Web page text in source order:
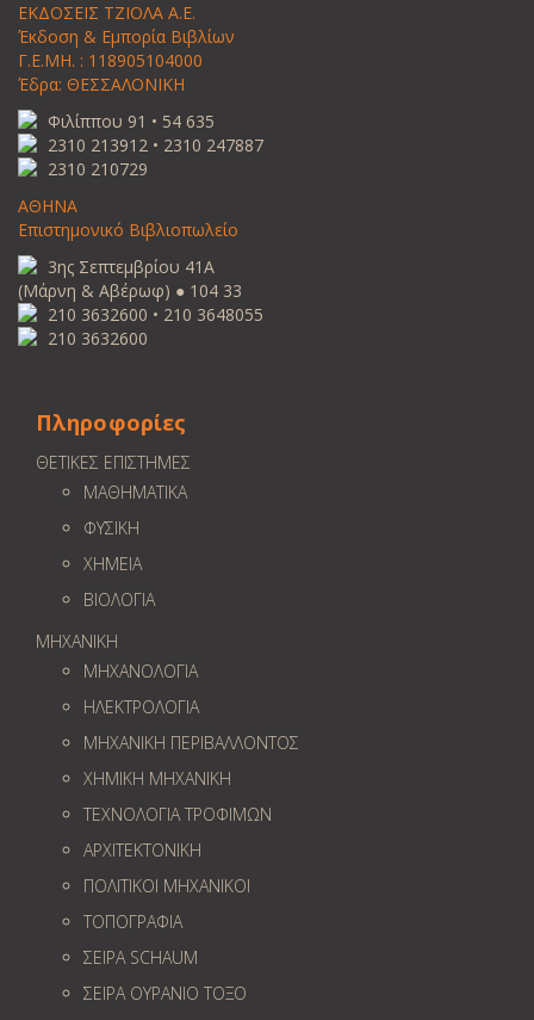
ΕΚΔΟΣΕΙΣ ΤΖΙΟΛΑ Α.Ε.
Έκδοση & Εμπορία Βιβλίων
Γ.Ε.ΜΗ. : 118905104000
Έδρα: ΘΕΣΣΑΛΟΝΙΚΗ
Φιλίππου 91 • 54 635
2310 213912 • 2310 247887
2310 210729
ΑΘΗΝΑ
Επιστημονικό Βιβλιοπωλείο
3ης Σεπτεμβρίου 41Α
(Μάρνη & Αβέρωφ) ● 104 33
210 3632600 • 210 3648055
210 3632600
Πληροφορίες
ΘΕΤΙΚΕΣ ΕΠΙΣΤΗΜΕΣ
ΜΑΘΗΜΑΤΙΚΑ
ΦΥΣΙΚΗ
ΧΗΜΕΙΑ
ΒΙΟΛΟΓΙΑ
ΜΗΧΑΝΙΚΗ
ΜΗΧΑΝΟΛΟΓΙΑ
ΗΛΕΚΤΡΟΛΟΓΙΑ
ΜΗΧΑΝΙΚΗ ΠΕΡΙΒΑΛΛΟΝΤΟΣ
ΧΗΜΙΚΗ ΜΗΧΑΝΙΚΗ
ΤΕΧΝΟΛΟΓΙΑ ΤΡΟΦΙΜΩΝ
ΑΡΧΙΤΕΚΤΟΝΙΚΗ
ΠΟΛΙΤΙΚΟΙ ΜΗΧΑΝΙΚΟΙ
ΤΟΠΟΓΡΑΦΙΑ
ΣΕΙΡΑ SCHAUM
ΣΕΙΡΑ ΟΥΡΑΝΙΟ ΤΟΞΟ